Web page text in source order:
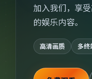
加入我们，享
的娱乐内容。
高清画质 多